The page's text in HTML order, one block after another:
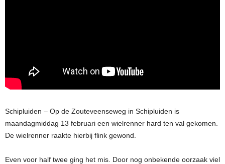
Schipluiden – Op de Zouteveenseweg in Schipluiden is
maandagmiddag 13 februari een wielrenner hard ten val gekomen.
De wielrenner raakte hierbij flink gewond.
Even voor half twee ging het mis. Door nog onbekende oorzaak viel